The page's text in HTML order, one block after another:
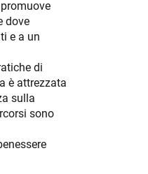
dove
e a un
di
è attrezzata
sulla
sono